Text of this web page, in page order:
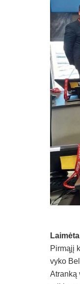
Pirmąjį
vyko
Atranką